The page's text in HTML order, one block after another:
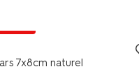
7x8cm naturel